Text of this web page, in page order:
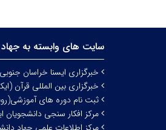
سایت های وابسته به
خبرگزاری ایسنا خراسان جنوبی
خبرگزاری بین المللی قرآن
ثبت نام دوره های
مرکز افکار سنجی دانشجویان